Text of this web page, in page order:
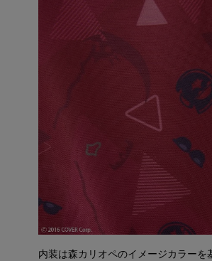
内装は森カリオペのイメージカラーを